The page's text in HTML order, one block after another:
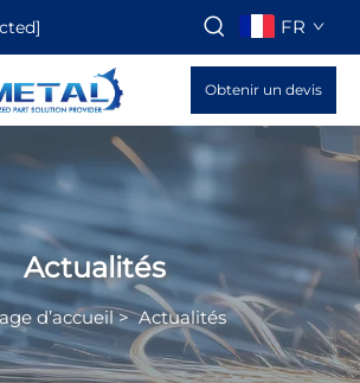
FR
Obtenir un devis
Actualités
d’accueil>Actualités